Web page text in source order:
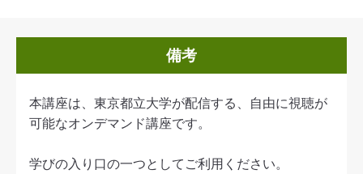
備考
本講座は、東京都立大学が配信する、自由に視聴が
可能なオンデマンド講座です。
学びの入り口の一つとしてご利用ください。